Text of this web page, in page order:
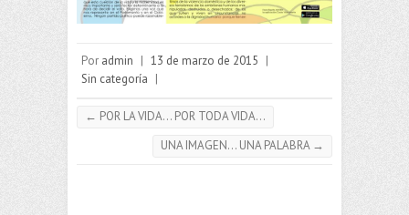
Por admin | 13 de marzo de 2015 |
Sin categoría |
← POR LA VIDA… POR TODA VIDA…
UNA IMAGEN… UNA PALABRA →